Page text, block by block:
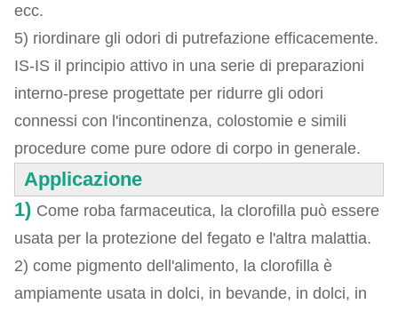
ecc.
5) riordinare gli odori di putrefazione efficacemente.
IS-IS il principio attivo in una serie di preparazioni
interno-prese progettate per ridurre gli odori
connessi con l'incontinenza, colostomie e simili
procedure come pure odore di corpo in generale.
Applicazione
1) Come roba farmaceutica, la clorofilla può essere
usata per la protezione del fegato e l'altra malattia.
2) come pigmento dell'alimento, la clorofilla è
ampiamente usata in dolci, in bevande, in dolci, in